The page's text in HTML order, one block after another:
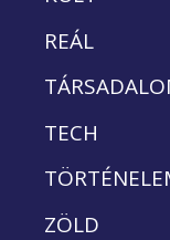
REÁL
TECH
ZÖLD